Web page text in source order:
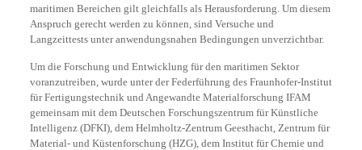
maritimen Bereichen gilt gleichfalls als Herausforderung. Um diesem
Anspruch gerecht werden zu können, sind Versuche und
Langzeittests unter anwendungsnahen Bedingungen unverzichtbar.
Um die Forschung und Entwicklung für den maritimen Sektor
voranzutreiben, wurde unter der Federführung des Fraunhofer-Institut
für Fertigungstechnik und Angewandte Materialforschung IFAM
gemeinsam mit dem Deutschen Forschungszentrum für Künstliche
Intelligenz (DFKI), dem Helmholtz-Zentrum Geesthacht, Zentrum für
Material- und Küstenforschung (HZG), dem Institut für Chemie und